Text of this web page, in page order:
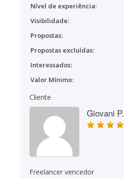
Nível de experiência:
Visibilidade:
Propostas:
Propostas excluídas:
Interessados:
Valor Mínimo:
Cliente
Giovani P.
Freelancer vencedor